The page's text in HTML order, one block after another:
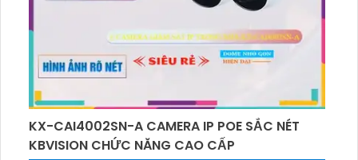
KX-CAI4002SN-A CAMERA IP POE SẮC NÉT
KBVISION CHỨC NĂNG CAO CẤP